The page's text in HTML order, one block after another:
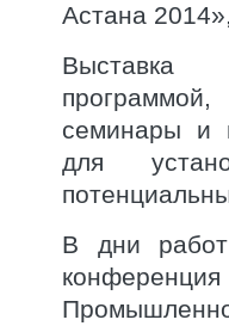
Астана
Выставка
семинары и
для
В дни